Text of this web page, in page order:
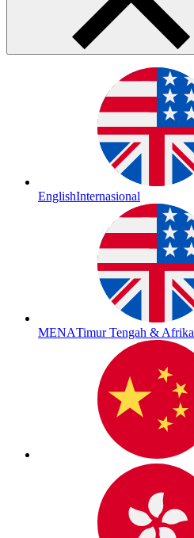
EnglishInternasional
MENATimur Tengah & Afrika